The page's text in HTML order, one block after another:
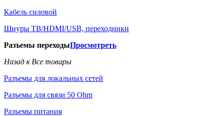
Кабель силовой
Шнуры ТВ/HDMI/USB, переходники
Разъемы переходыПросмотреть
Назад к Все товары
Разъемы для локальных сетей
Разъемы для связи 50 Ohm
Разъемы питания